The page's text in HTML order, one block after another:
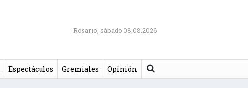
Rosario, sábado 08.08.2026
Espectáculos Gremiales Opinión Buscar